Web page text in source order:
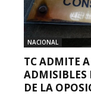
NACIONAL
TC ADMITE
ADMISIBLES
DE LA